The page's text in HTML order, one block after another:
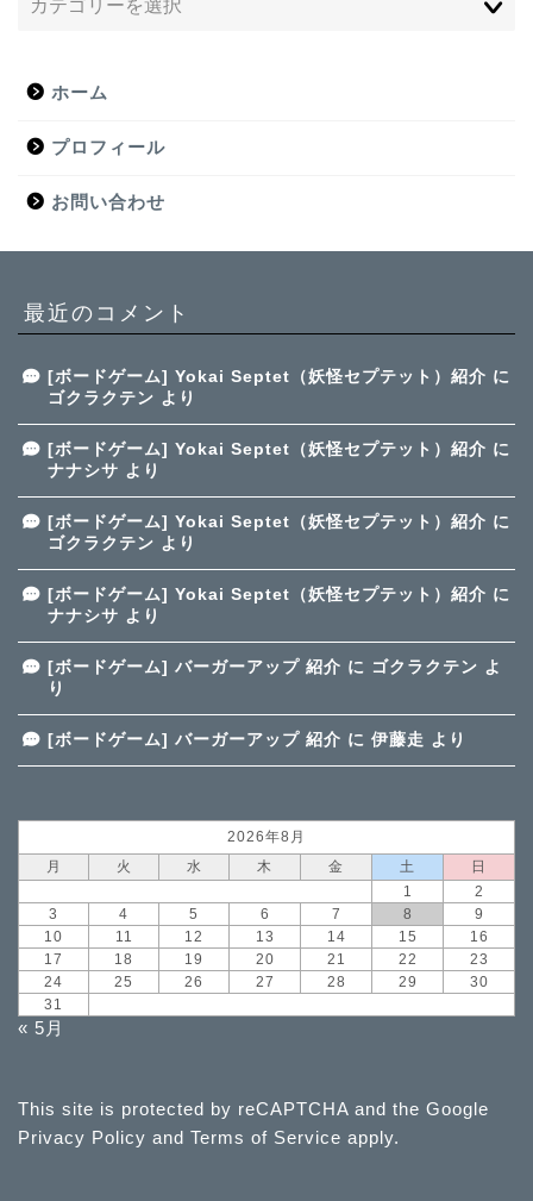
ホーム
プロフィール
お問い合わせ
最近のコメント
[ボードゲーム] Yokai Septet（妖怪セプテット）紹介 に
ゴクラクテン より
[ボードゲーム] Yokai Septet（妖怪セプテット）紹介 に
ナナシサ より
[ボードゲーム] Yokai Septet（妖怪セプテット）紹介 に
ゴクラクテン より
[ボードゲーム] Yokai Septet（妖怪セプテット）紹介 に
ナナシサ より
[ボードゲーム] バーガーアップ 紹介 に ゴクラクテン よ
り
[ボードゲーム] バーガーアップ 紹介 に 伊藤走 より
2026年8月
月
火 水 木 金 土
日
1
2
3
4 5 6 7 8
9
10
11 12 13 14 15
16
17
18 19 20 21 22
23
24
25 26 27 28 29
30
31
« 5月
This site is protected by reCAPTCHA and the Google
Privacy Policy and Terms of Service apply.